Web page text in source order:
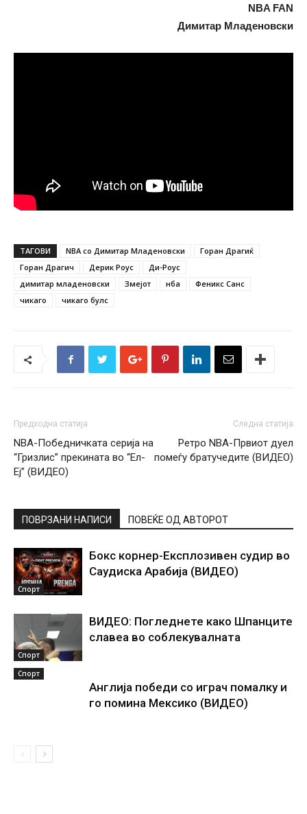
NBA FAN
Димитар Младеновски
ТАГОВИ NBA со Димитар Младеновски
Горан Драгиќ
Горан Драгич
Дерик Роус
Ди-Роус
димитар младеновски
Змејот нба
Феникс Санс
чикаго
чикаго булс
Предходна статија
NBA-Победничката серија на
“Гризлис” прекината во “Ел-
Еј” (ВИДЕО)
Следна статија
Ретро NBA-Првиот дуел
помеѓу братучедите (ВИДЕО)
ПОВРЗАНИ НАПИСИ ПОВЕЌЕ ОД АВТОРОТ
Спорт
Бокс корнер-Експлозивен судир во
Саудиска Арабија (ВИДЕО)
Спорт
ВИДЕО: Погледнете како Шпанците
славеа во соблекувалната
Спорт
Англија победи со играч помалку и
го помина Мексико (ВИДЕО)